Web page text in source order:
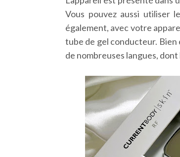
Vous pouvez aussi utiliser
également, avec votre
tube de gel conducteur. Bien
de nombreuses langues,